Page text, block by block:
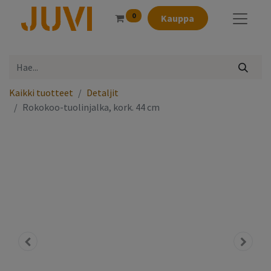
0 Kauppa
Kaikki tuotteet
Detaljit
Rokokoo-tuolinjalka, kork. 44 cm